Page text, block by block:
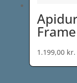
1.199,00 kr.